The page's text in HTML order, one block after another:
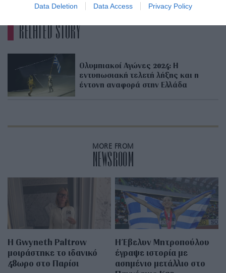
Data Deletion Data Access Privacy Policy
RELATED STORY
Ολυμπιακοί Αγώνες 2024: Η
εντυπωσιακή τελετή λήξης και η
έντονη αναφορά στην Ελλάδα
MORE FROM
NEWSROOM
Η Gwyneth Paltrow
μοιράστηκε το ιδανικό
48ωρο στο Παρίσι
Η Έβελυν Μητροπούλου
έγραψε ιστορία με
ασημένιο μετάλλιο στο